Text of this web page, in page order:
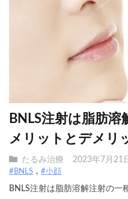
BNLS注射は脂肪溶
メリットとデメリ
たるみ治療 2023年7月21
#BNLS #小顔
BNLS注射は脂肪溶解注射の一